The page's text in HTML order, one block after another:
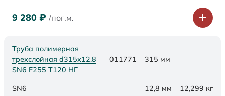
9 280 ₽ /пог.м.
Труба полимерная
трехслойная d315х12,8
SN6 F255 Т120 НГ
011771 315 мм
SN6 12,8 мм 12,299 кг